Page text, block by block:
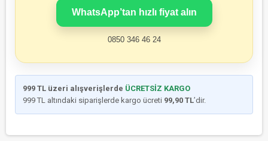
WhatsApp’tan hızlı fiyat alın
0850 346 46 24
999 TL üzeri alışverişlerde ÜCRETSİZ KARGO
999 TL altındaki siparişlerde kargo ücreti 99,90 TL’dir.